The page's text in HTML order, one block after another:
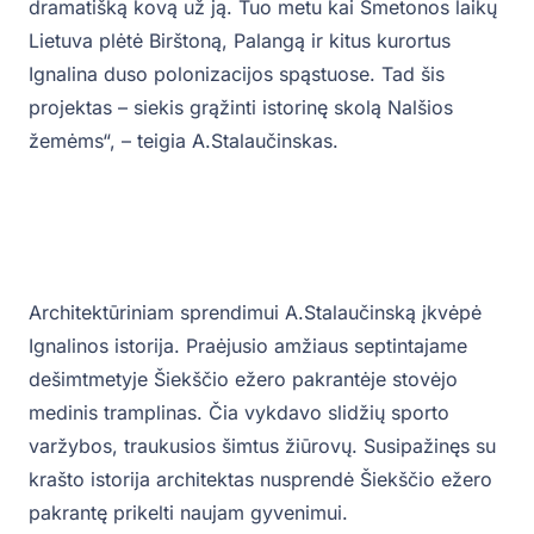
dramatišką kovą už ją. Tuo metu kai Smetonos laikų
Lietuva plėtė Birštoną, Palangą ir kitus kurortus
Ignalina duso polonizacijos spąstuose. Tad šis
projektas – siekis grąžinti istorinę skolą Nalšios
žemėms“, – teigia A.Stalaučinskas.
Architektūriniam sprendimui A.Stalaučinską įkvėpė
Ignalinos istorija. Praėjusio amžiaus septintajame
dešimtmetyje Šiekščio ežero pakrantėje stovėjo
medinis tramplinas. Čia vykdavo slidžių sporto
varžybos, traukusios šimtus žiūrovų. Susipažinęs su
krašto istorija architektas nusprendė Šiekščio ežero
pakrantę prikelti naujam gyvenimui.